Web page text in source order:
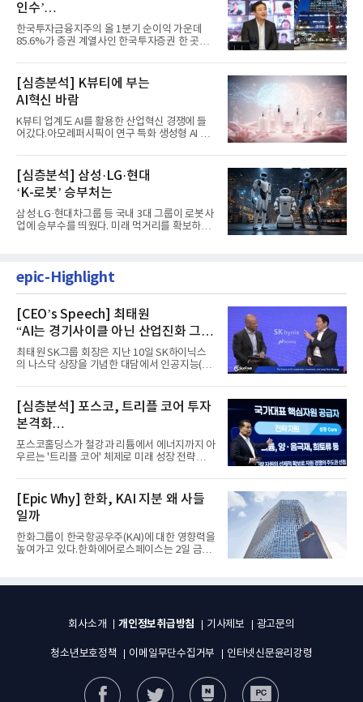
인수’
발걸음이 신중해진 배경은?
한국투자금융지주의 올 1분기 순이익 가운데
85.6%가 증권 계열사인 한국투자증권 한 곳에
[심층분석] K뷰티에 부는
AI혁신 바람
K뷰티 업계도 AI를 활용한 산업혁신 경쟁에 들
어갔다.아모레퍼시픽이 연구 특화 생성형 AI 플
[심층분석] 삼성·LG·현대
‘K-로봇’ 승부처는
삼성·LG·현대차그룹 등 국내 3대 그룹이 로봇사
업에 승부수를 띄웠다. 미래 먹거리를 확보하기
epic-Highlight
[CEO’s Speech] 최태원
“AI는 경기사이클 아닌 산업진화 그
자체”
최태원 SK그룹 회장은 지난 10일 SK하이닉스
의 나스닥 상장을 기념한 대담에서 인공지능(AI)
[심층분석] 포스코, 트리플 코어 투자
본격화
16조7천억원 투자 재원 마련 전략은?
포스코홀딩스가 철강과 리튬에서 에너지까지 아
우르는 '트리플 코어' 체제로 미래 성장 전략을
[Epic Why] 한화, KAI 지분 왜 사들
일까
한화그룹이 한국항공우주(KAI)에 대한 영향력을
높여가고 있다.한화에어로스페이스는 2일 금융
회사소개 개인정보취급방침 기사제보 광고문의
청소년보호정책 이메일무단수집거부 인터넷신문윤리강령